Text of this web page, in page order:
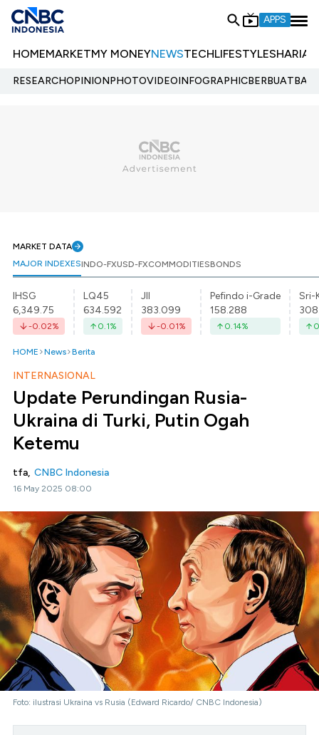
APPS
HOMEMARKETMY MONEYNEWSTECHLIFESTYLESHARIA
RESEARCHOPINIONPHOTOVIDEOINFOGRAPHIC
MARKET DATA
MAJOR INDEXESINDO-FXUSD-FXCOMMODITIESBONDS
IHSG
6,349.75
-0.02%
LQ45
634.592
0.1%
JII
383.099
-0.01%
Pefindo i-Grade
158.288
0.14%
Sri-
HOME News Berita
INTERNASIONAL
Update Perundingan Rusia-
Ukraina di Turki, Putin Ogah
Ketemu
tfa, CNBC Indonesia
16 May 2025 08:00
Foto: ilustrasi Ukraina vs Rusia (Edward Ricardo/ CNBC Indonesia)